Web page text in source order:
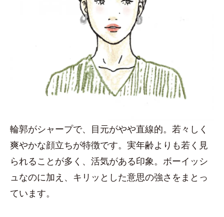
輪郭がシャープで、目元がやや直線的。若々しく
爽やかな顔立ちが特徴です。実年齢よりも若く見
られることが多く、活気がある印象。ボーイッシ
ュなのに加え、キリッとした意思の強さをまとっ
ています。